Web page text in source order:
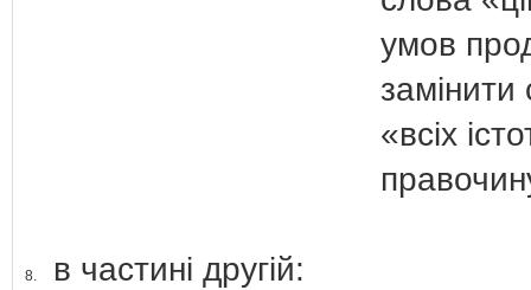
умов
«всіх
8. в частині другій: